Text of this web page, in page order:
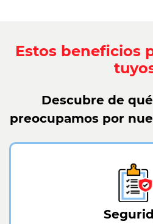
Estos beneficios
Descubre de
preocupamos por